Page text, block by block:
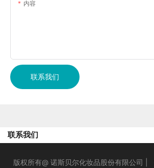
内容
联系我们
联系我们
版权所有@ 诺斯贝尔化妆品股份有限公司 |